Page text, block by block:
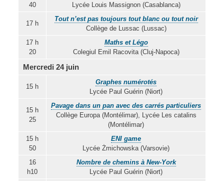
40
Lycée Louis Massignon (Casablanca)
17 h
Tout n’est pas toujours tout blanc ou tout noir
Collège de Lussac (Lussac)
17 h
20
Maths et Légo
Colegiul Emil Racovita (Cluj-Napoca)
Mercredi 24 juin
15 h
Graphes numérotés
Lycée Paul Guérin (Niort)
15 h
25
Pavage dans un pan avec des carrés particuliers
Collège Europa (Montélimar), Lycée Les catalins
(Montélimar)
15 h
50
ENI game
Lycée Żmichowska (Varsovie)
16
h10
Nombre de chemins à New-York
Lycée Paul Guérin (Niort)